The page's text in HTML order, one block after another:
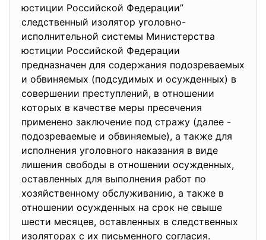
юстиции Российской Федерации”
следственный изолятор уголовно-
исполнительной системы Министерства
юстиции Российской Федерации
предназначен для содержания подозреваемых
и обвиняемых (подсудимых и осужденных) в
совершении преступлений, в отношении
которых в качестве меры пресечения
применено заключение под стражу (далее -
подозреваемые и обвиняемые), а также для
исполнения уголовного наказания в виде
лишения свободы в отношении осужденных,
оставленных для выполнения работ по
хозяйственному обслуживанию, а также в
отношении осужденных на срок не свыше
шести месяцев, оставленных в следственных
изоляторах с их письменного согласия.